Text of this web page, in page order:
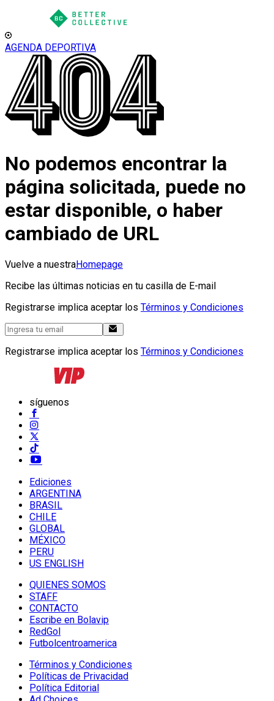
AGENDA DEPORTIVA
No podemos encontrar la
página solicitada, puede no
estar disponible, o haber
cambiado de URL
Vuelve a nuestraHomepage
Recibe las últimas noticias en tu casilla de E-mail
Registrarse implica aceptar los Términos y Condiciones
Registrarse implica aceptar los Términos y Condiciones
síguenos
Ediciones
ARGENTINA
BRASIL
CHILE
GLOBAL
MÉXICO
PERU
US ENGLISH
QUIENES SOMOS
STAFF
CONTACTO
Escribe en Bolavip
RedGol
Futbolcentroamerica
Términos y Condiciones
Políticas de Privacidad
Política Editorial